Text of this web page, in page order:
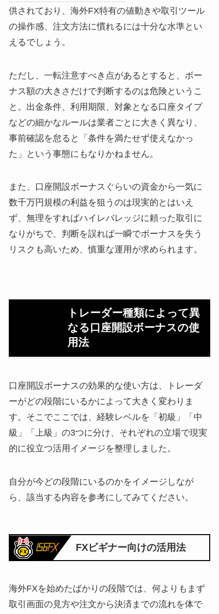
供されており、海外FX特有の値動きや取引ツール
の操作感、注文方法に慣れるには十分な水準とい
えるでしょう。
ただし、一転注意すべき点があるとすると、ボー
ナス額の大きさだけで判断するのは危険というこ
と。出金条件、利用期限、対象となる口座タイプ
などの細かなルールは業者ごとに大きく異なり、
事前確認を怠ると「条件を満たせず使えなかっ
た」という事態にもなりかねません。
また、口座開設ボーナスぐらいの資金から一気に
数千万円規模の利益を狙うのは現実的とはいえ
ず、無理をすればハイレバレッジに頼った取引に
なりがちで、判断を誤れば一瞬でボーナスを失う
リスクも高いため、慎重な運用が求められます。
トレーダー種類によって異
なる口座開設ボーナスの使
用法
口座開設ボーナスの効果的な使い方は、トレーダ
ーがどの段階にいるかによって大きく変わりま
す。そこでここでは、経験レベルを「初級」「中
級」「上級」の3つに分け、それぞれの立場で現実
的に役立つ活用イメージを整理しました。
自分が今どの段階にいるのかをイメージしなが
ら、該当する内容を参考にしてみてください。
FXビギナー向けの活用法
海外FXを始めたばかりの段階では、何よりもまず
取引画面の見方や注文から決済までの流れを体で